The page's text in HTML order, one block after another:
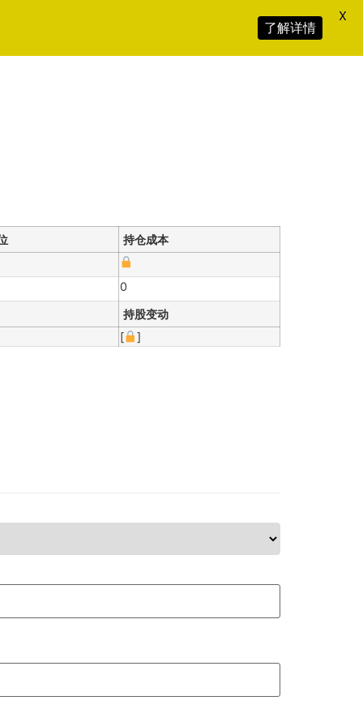
持仓成本
0
持股变动
[
]
了解详情
X